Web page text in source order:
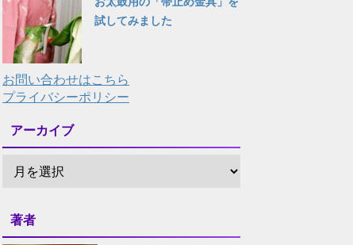
試してみました
お問い合わせはこちら
プライバシーポリシー
アーカイブ
著者